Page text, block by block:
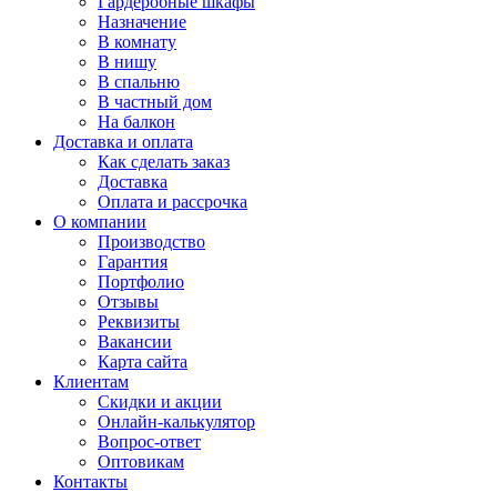
Назначение
В комнату
В нишу
В спальню
В частный дом
На балкон
Доставка и оплата
Как сделать заказ
Доставка
Оплата и рассрочка
О компании
Производство
Гарантия
Портфолио
Отзывы
Реквизиты
Вакансии
Карта сайта
Клиентам
Скидки и акции
Онлайн-калькулятор
Вопрос-ответ
Оптовикам
Контакты